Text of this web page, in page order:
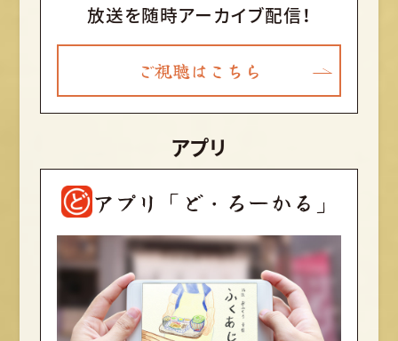
放送を随時アーカイブ配信！
ご視聴はこちら
アプリ
アプリ「ど・ろーかる」